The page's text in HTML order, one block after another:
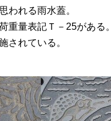
われる雨水蓋。
重量表記Ｔ－25がある。
されている。